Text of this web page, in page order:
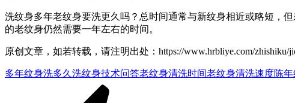
洗纹身多年老纹身要洗更久吗？总时间通常与新纹身相近或略短，
的老纹身仍然需要一年左右的时间。
原创文章，如若转载，请注明出处：https://www.hrbliye.com/zhishiku/
多年纹身洗多久 洗纹身技术问答老纹身清洗时间老纹身清洗速度陈